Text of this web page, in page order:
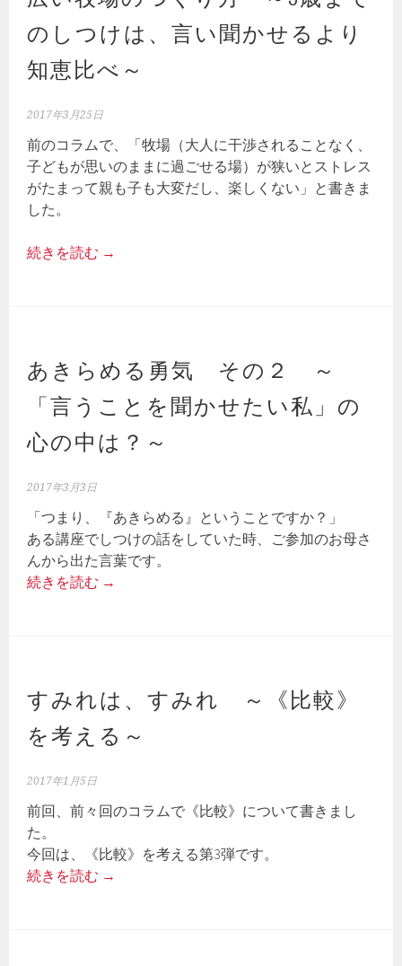
のしつけは、言い聞かせるより
知恵比べ～
2017年3月25日
前のコラムで、「牧場（大人に干渉されることなく、
子どもが思いのままに過ごせる場）が狭いとストレス
がたまって親も子も大変だし、楽しくない」と書きま
した。
続きを読む →
あきらめる勇気 その２ ～
「言うことを聞かせたい私」の
心の中は？～
2017年3月3日
「つまり、『あきらめる』ということですか？」
ある講座でしつけの話をしていた時、ご参加のお母さ
んから出た言葉です。
続きを読む →
すみれは、すみれ ～《比較》
を考える～
2017年1月5日
前回、前々回のコラムで《比較》について書きまし
た。
今回は、《比較》を考える第3弾です。
続きを読む →